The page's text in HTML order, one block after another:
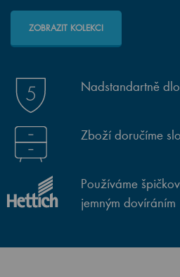
ZOBRAZIT KOLEKCI
Nadstandartně
Zboží doručíme
Používáme
jemným dovíráním